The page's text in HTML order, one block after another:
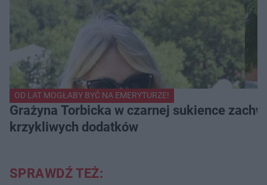
OD LAT MOGŁABY BYĆ NA EMERYTURZE!
Grażyna Torbicka w czarnej sukience
krzykliwych dodatków
SPRAWDŹ TEŻ: